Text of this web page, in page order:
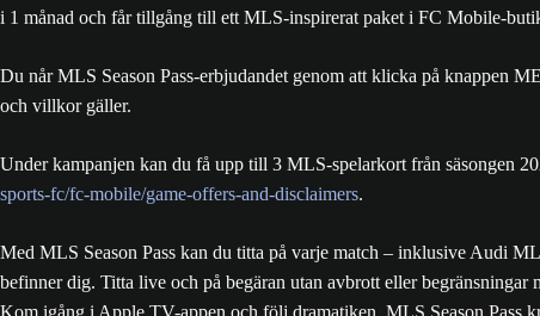
i 1 månad och får tillgång till ett MLS-inspirerat paket i FC Mobile-
Du når MLS Season Pass-erbjudandet genom att klicka på knappen
och villkor gäller.
Under kampanjen kan du få upp till 3 MLS-spelarkort från säsongen
sports-fc/fc-mobile/game-offers-and-disclaimers.
Med MLS Season Pass kan du titta på varje match – inklusive Audi
befinner dig. Titta live och på begäran utan avbrott eller
Kom igång i Apple TV-appen och följ dramatiken. MLS Season Pass